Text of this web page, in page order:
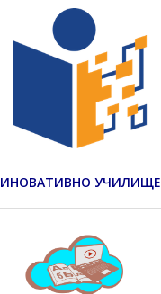
ИНОВАТИВНО УЧИЛИЩЕ